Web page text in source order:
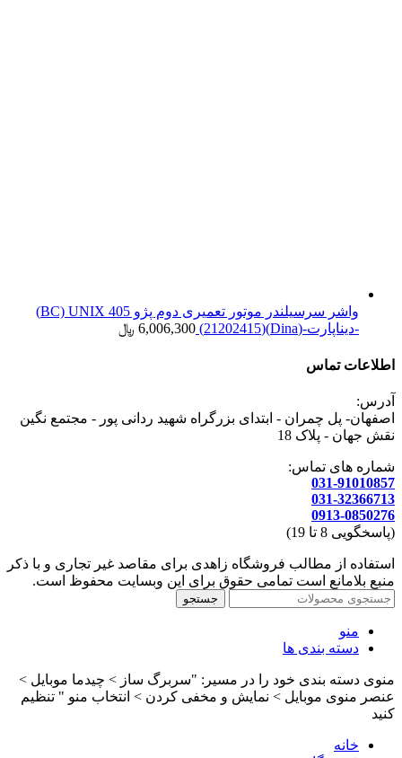
واشر سرسیلندر موتور تعمیری دوم پژو 405 BC) UNIX)
-دیناپارت-(Dina)(21202415)
6,006,300 ﷼
اطلاعات تماس
آدرس:
اصفهان- پل چمران - ابتدای بزرگراه شهید ردانی پور - مجتمع نگین
نقش جهان - پلاک 18
شماره های تماس:
031-91010857
031-32366713
0913-0850276
(پاسخگویی 8 تا 19)
استفاده از مطالب فروشگاه زاهدی برای مقاصد غیر تجاری و با ذکر
منبع بلامانع است تمامی حقوق برای این وبسایت محفوظ است.
جستجو
منو
دسته بندی ها
منوی دسته بندی خود را در مسیر: "سربرگ ساز > چیدما موبایل >
عنصر منوی موبایل > نمایش و مخفی کردن > انتخاب منو " تنظیم
کنید
خانه